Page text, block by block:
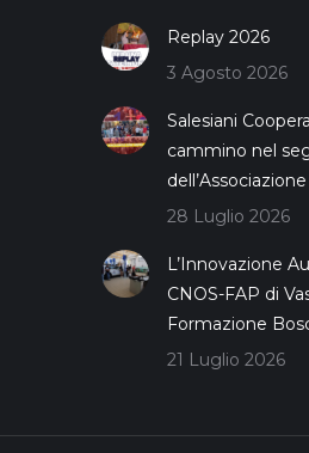
Replay 2026
3 Agosto 2026
Salesiani
cammino nel
dell’Associazione
28 Luglio 2026
L’Innovazione
CNOS-FAP di
Formazione
21 Luglio 2026